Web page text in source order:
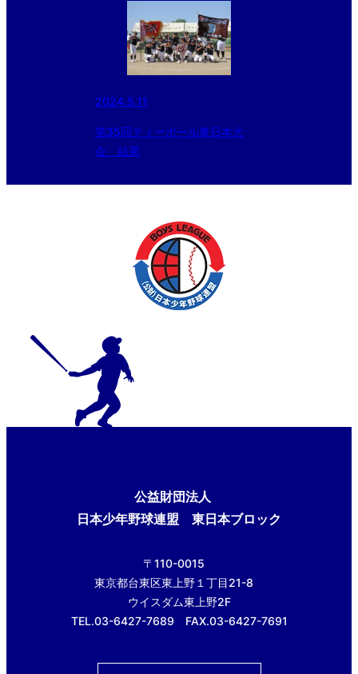
2024.5.11
第35回ティーボール東日本大
会 結果
公益財団法人
日本少年野球連盟 東日本ブロック
〒110-0015
東京都台東区東上野１丁目21-8
ウイスダム東上野2F
TEL.03-6427-7689 FAX.03-6427-7691